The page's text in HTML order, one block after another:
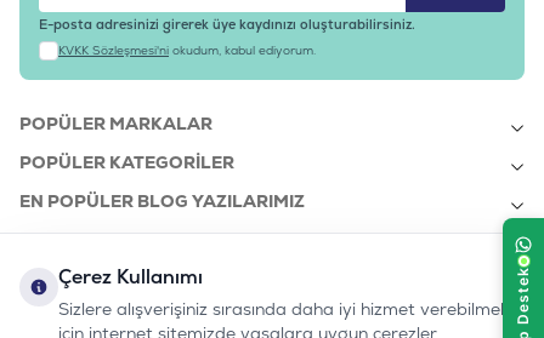
E-posta adresinizi girerek üye kaydınızı oluşturabilirsiniz.
KVKK Sözleşmesi'ni okudum, kabul ediyorum.
POPÜLER MARKALAR
POPÜLER KATEGORILER
EN POPÜLER BLOG YAZILARIMIZ
KURUMSAL
Çerez Kullanımı
Sizlere alışverişiniz sırasında daha iyi hizmet verebilmek
için internet sitemizde yasalara uygun çerezler